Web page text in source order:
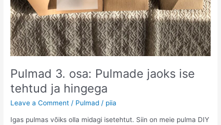
Pulmad 3. osa: Pulmade jaoks ise
tehtud ja hingega
Leave a Comment / Pulmad / piia
Igas pulmas võiks olla midagi isetehtut. Siin on meie pulma DIY